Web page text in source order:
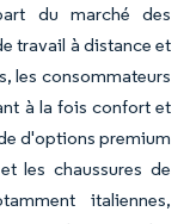
du marché des
travail à distance et
les consommateurs
à la fois confort et
d'options premium
les chaussures de
italiennes,